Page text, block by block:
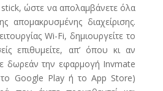
ώστε να απολαμβάνετε όλα
απομακρυσμένης διαχείρισης.
Wi-Fi, δημιουργείτε το
επιθυμείτε, απ’ όπου κι αν
δωρεάν την εφαρμογή Invmate
Google Play ή το App Store)